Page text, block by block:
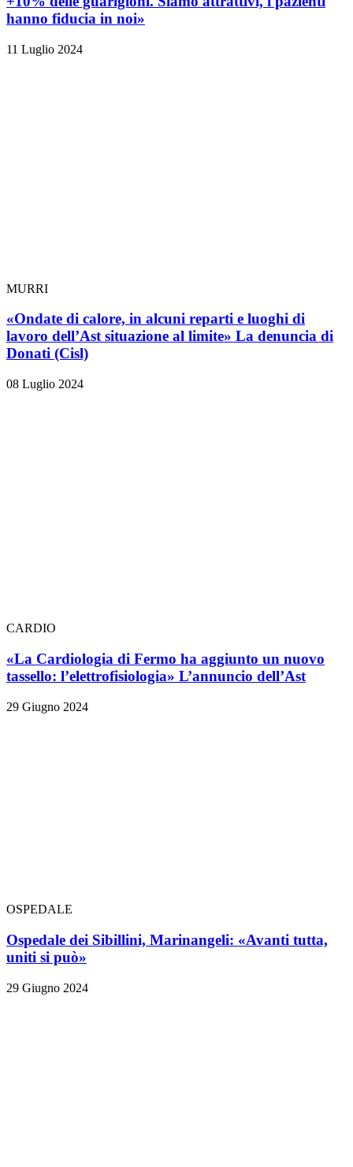
hanno fiducia in noi»
11 Luglio 2024
MURRI
«Ondate di calore, in alcuni reparti e luoghi di
lavoro dell’Ast situazione al limite» La denuncia di
Donati (Cisl)
08 Luglio 2024
CARDIO
«La Cardiologia di Fermo ha aggiunto un nuovo
tassello: l’elettrofisiologia» L’annuncio dell’Ast
29 Giugno 2024
OSPEDALE
Ospedale dei Sibillini, Marinangeli: «Avanti tutta,
uniti si può»
29 Giugno 2024